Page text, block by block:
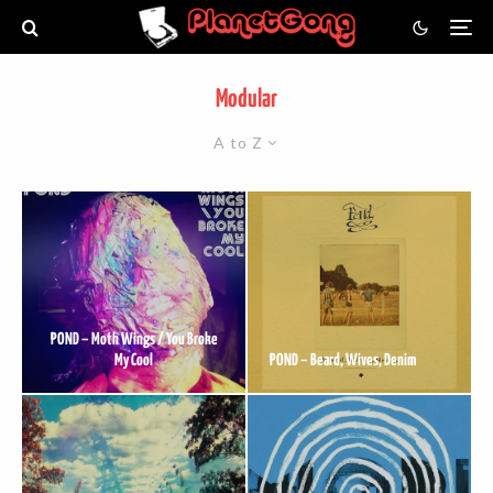
Modular
A to Z
POND – Moth Wings / You Broke
My Cool
POND – Beard, Wives, Denim